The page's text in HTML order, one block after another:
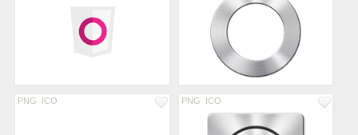
PNG ICO PNG ICO